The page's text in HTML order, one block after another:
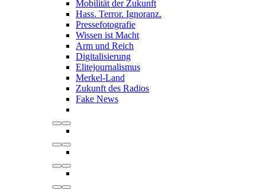
Mobilität der Zukunft
Hass. Terror. Ignoranz.
Pressefotografie
Wissen ist Macht
Arm und Reich
Digitalisierung
Elitejournalismus
Merkel-Land
Zukunft des Radios
Fake News